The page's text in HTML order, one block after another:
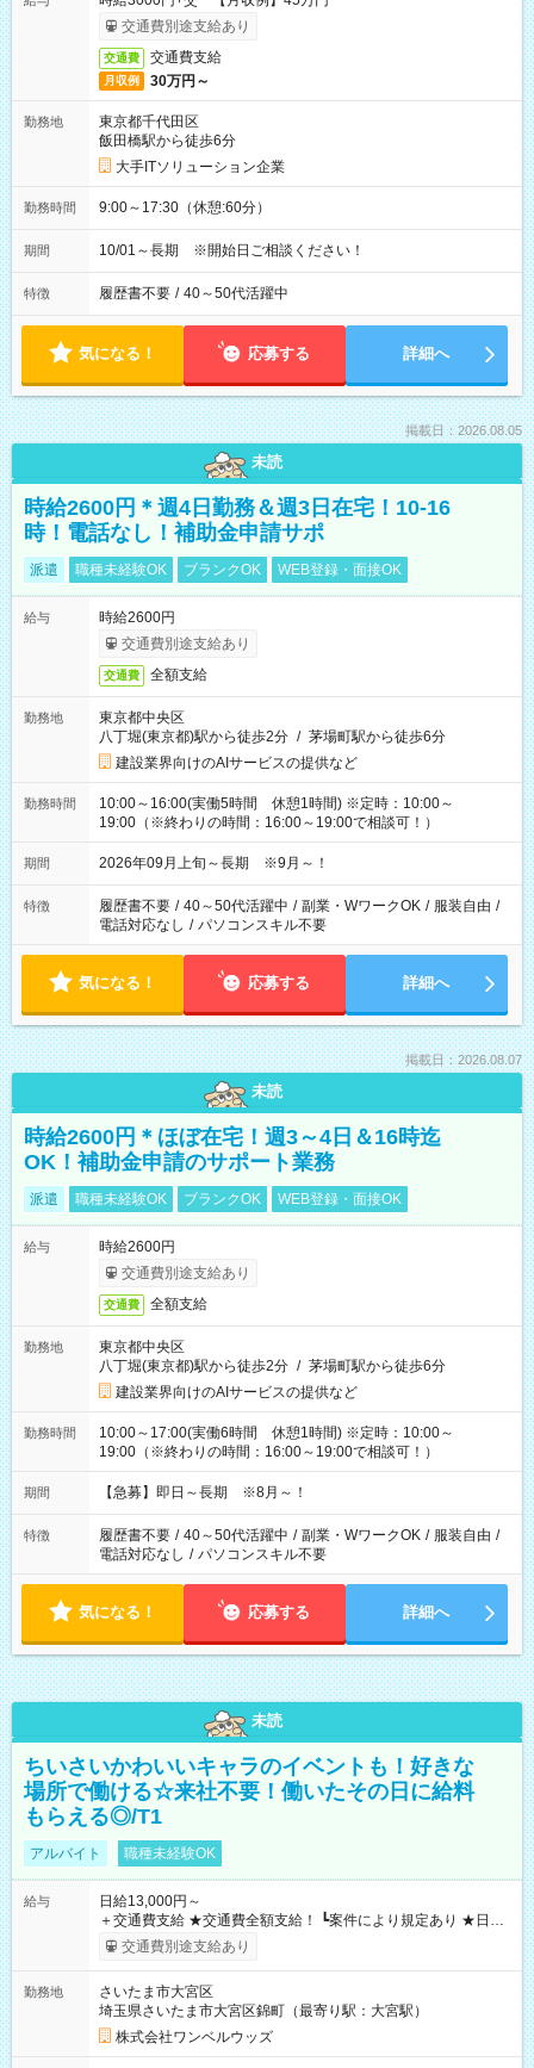
交通費別途支給あり
交通費 交通費支給
月収例 30万円～
勤務地
東京都千代田区
飯田橋駅から徒歩6分
大手ITソリューション企業
勤務時間 9:00～17:30（休憩:60分）
期間 10/01～長期 ※開始日ご相談ください！
特徴 履歴書不要 / 40～50代活躍中
気になる！ 応募する 詳細へ
掲載日：2026.08.05
未読
時給2600円＊週4日勤務＆週3日在宅！10-16
時！電話なし！補助金申請サポ
派遣 職種未経験OK ブランクOK WEB登録・面接OK
給与
時給2600円
交通費別途支給あり
交通費 全額支給
勤務地
東京都中央区
八丁堀(東京都)駅から徒歩2分 / 茅場町駅から徒歩6分
建設業界向けのAIサービスの提供など
勤務時間
10:00～16:00(実働5時間 休憩1時間) ※定時：10:00～
19:00（※終わりの時間：16:00～19:00で相談可！）
期間 2026年09月上旬～長期 ※9月～！
特徴 履歴書不要 / 40～50代活躍中 / 副業・WワークOK / 服装自由 /
電話対応なし / パソコンスキル不要
気になる！ 応募する 詳細へ
掲載日：2026.08.07
未読
時給2600円＊ほぼ在宅！週3～4日＆16時迄
OK！補助金申請のサポート業務
派遣 職種未経験OK ブランクOK WEB登録・面接OK
給与
時給2600円
交通費別途支給あり
交通費 全額支給
勤務地
東京都中央区
八丁堀(東京都)駅から徒歩2分 / 茅場町駅から徒歩6分
建設業界向けのAIサービスの提供など
勤務時間
10:00～17:00(実働6時間 休憩1時間) ※定時：10:00～
19:00（※終わりの時間：16:00～19:00で相談可！）
期間 【急募】即日～長期 ※8月～！
特徴 履歴書不要 / 40～50代活躍中 / 副業・WワークOK / 服装自由 /
電話対応なし / パソコンスキル不要
気になる！ 応募する 詳細へ
未読
ちいさいかわいいキャラのイベントも！好きな
場所で働ける☆来社不要！働いたその日に給料
もらえる◎/T1
アルバイト 職種未経験OK
給与
日給13,000円～
＋交通費支給 ★交通費全額支給！ ┗案件により規定あり ★日払
いOK！（規定あり） ┗働いたその日に現金GET♪ お仕事後はコ
ンビニATMから 日払い分を引き落とせます！ 【試用期間】試
交通費別途支給あり
勤務地
さいたま市大宮区
埼玉県さいたま市大宮区錦町（最寄り駅：大宮駅）
株式会社ワンベルウッズ